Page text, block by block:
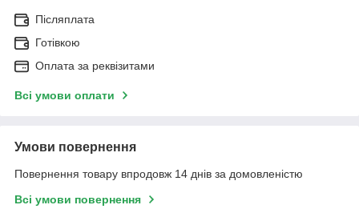
Післяплата
Готівкою
Оплата за реквізитами
Всі умови оплати
Умови повернення
Повернення товару впродовж 14 днів за домовленістю
Всі умови повернення